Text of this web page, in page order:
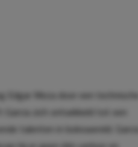
Edgar Meza door een technische
zich ontwikkeld tot een
talenten in bokswereld. Garcia